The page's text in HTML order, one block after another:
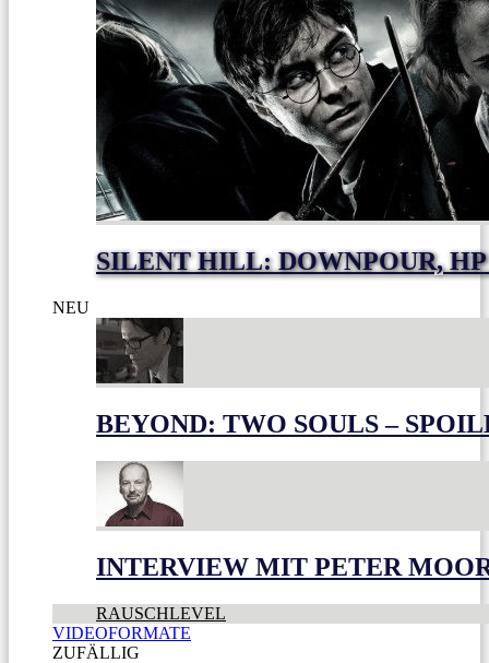
SILENT HILL: DOWNPOUR,
NEU
BEYOND: TWO SOULS –
INTERVIEW MIT PETER
RAUSCHLEVEL
VIDEOFORMATE
ZUFÄLLIG